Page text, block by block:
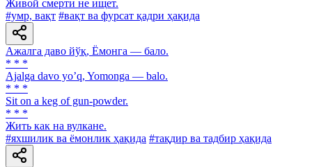
Живой смерти не ищет.
#умр, вақт #вақт ва фурсат қадри ҳақида
Ажалга даво йўқ, Ёмонга — бало.
* * *
Аjalga davo yoʼq, Yomonga — balo.
* * *
Sit on a keg of gun-powder.
* * *
Жить как на вулкане.
#яхшилик ва ёмонлик ҳақида #тақдир ва тадбир ҳақида